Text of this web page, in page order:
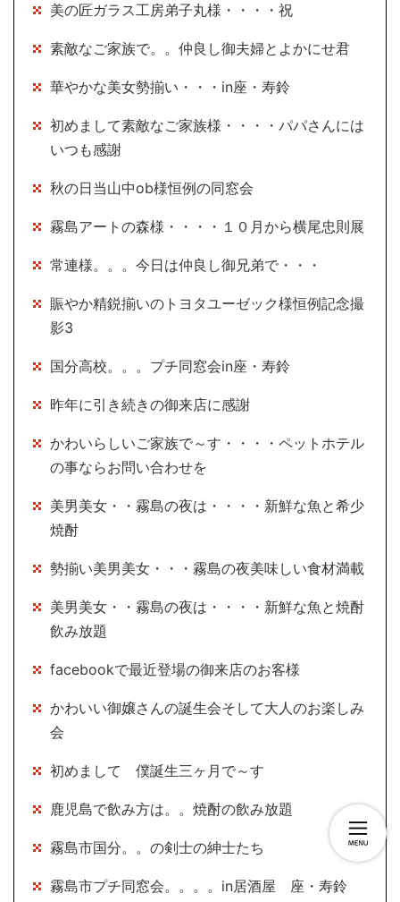
美の匠ガラス工房弟子丸様・・・・祝
素敵なご家族で。。仲良し御夫婦とよかにせ君
華やかな美女勢揃い・・・in座・寿鈴
初めまして素敵なご家族様・・・・パパさんには
いつも感謝
秋の日当山中ob様恒例の同窓会
霧島アートの森様・・・・１０月から横尾忠則展
常連様。。。今日は仲良し御兄弟で・・・
賑やか精鋭揃いのトヨタユーゼック様恒例記念撮
影3
国分高校。。。プチ同窓会in座・寿鈴
昨年に引き続きの御来店に感謝
かわいらしいご家族で～す・・・・ペットホテル
の事ならお問い合わせを
美男美女・・霧島の夜は・・・・新鮮な魚と希少
焼酎
勢揃い美男美女・・・霧島の夜美味しい食材満載
美男美女・・霧島の夜は・・・・新鮮な魚と焼酎
飲み放題
facebookで最近登場の御来店のお客様
かわいい御嬢さんの誕生会そして大人のお楽しみ
会
初めまして 僕誕生三ヶ月で～す
鹿児島で飲み方は。。焼酎の飲み放題
霧島市国分。。の剣士の紳士たち
霧島市プチ同窓会。。。。in居酒屋 座・寿鈴